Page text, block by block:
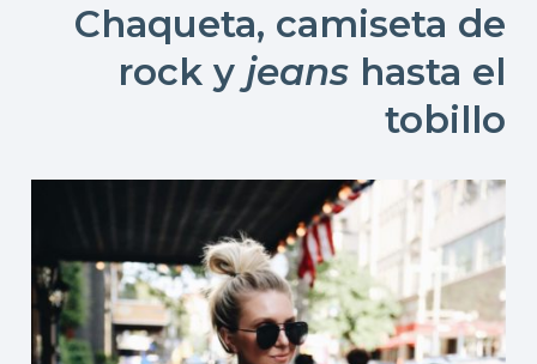
Chaqueta, camiseta de
rock y jeanshasta el
tobillo